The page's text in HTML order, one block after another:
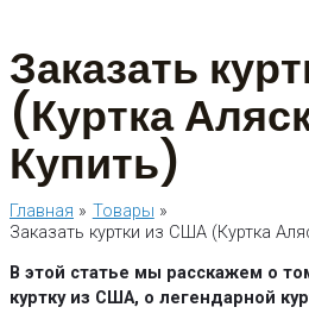
Заказать
(Куртка
Купить)
Главная
Товары
Заказать куртки из США (Куртка
В этой статье мы расскажем о
куртку из США, о легендарной